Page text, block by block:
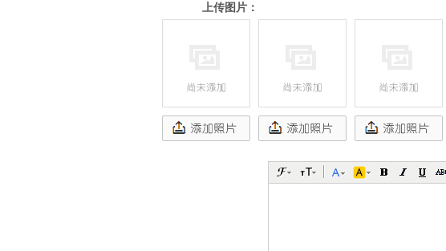
上传图片：